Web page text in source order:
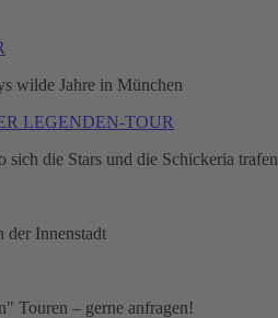
wilde Jahre in München
LEGENDEN-TOUR
sich die Stars und die Schickeria trafen
der Innenstadt
Touren – gerne anfragen!